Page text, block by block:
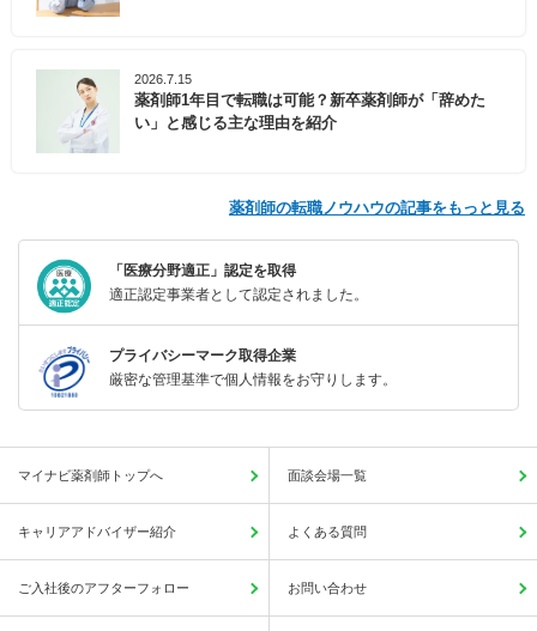
2026.7.15
薬剤師1年目で転職は可能？新卒薬剤師が「辞めた
い」と感じる主な理由を紹介
薬剤師の転職ノウハウの記事をもっと見る
「医療分野適正」認定を取得
適正認定事業者として認定されました。
プライバシーマーク取得企業
厳密な管理基準で個人情報をお守りします。
マイナビ薬剤師トップへ 面談会場一覧
キャリアアドバイザー紹介 よくある質問
ご入社後のアフターフォロー お問い合わせ